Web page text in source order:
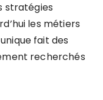
stratégies
les métiers
fait des
recherchés